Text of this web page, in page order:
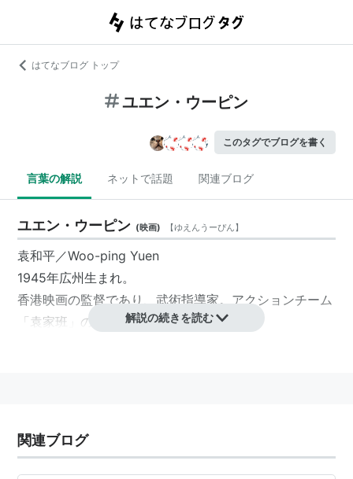
はてなブログ トップ
ユエン・ウーピン
このタグでブログを書く
言葉の解説 ネットで話題 関連ブログ
ユエン・ウーピン (映画) 【ゆえんうーぴん】
袁和平／Woo-ping Yuen
1945年広州生まれ。
香港映画の監督であり、武術指導家。アクションチーム
「袁家班」の家長でもある。
ァーの役職名でアクション監督に招かれ、それ以降も
解説の続きを読む
関連ブログ